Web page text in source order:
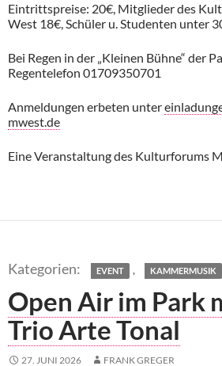
Eintrittspreise: 20€, Mitglieder des
West 18€, Schüler u. Studenten unter
Bei Regen in der „Kleinen Bühne“ der
Regentelefon 01709350701
Anmeldungen erbeten unter
mwest.de
Eine Veranstaltung des Kulturforums
EVENT , KAMMERMUSIK
Open Air im Park
Trio Arte Tonal
27. JUNI 2026 FRANK GREGER